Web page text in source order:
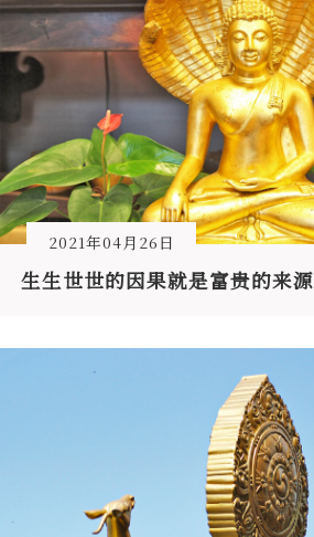
2021年04月26日
生生世世的因果就是富贵的来源